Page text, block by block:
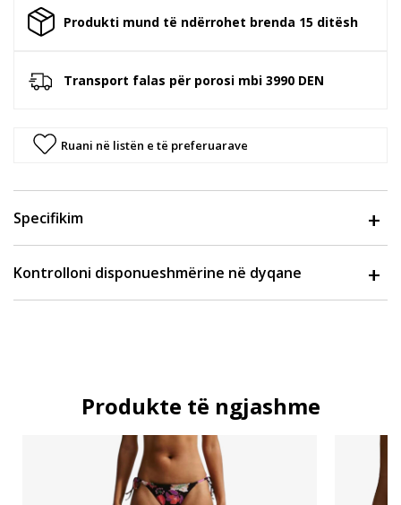
Produkti mund të ndërrohet brenda 15 ditësh
Transport falas për porosi mbi 3990 DEN
Ruani në listën e të preferuarave
Specifikim
Kontrolloni disponueshmërine në dyqane
Produkte të ngjashme